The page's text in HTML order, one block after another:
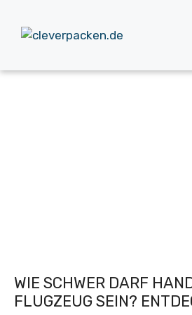
Inhalt
springen
WIE SCHWER DARF
FLUGZEUG SEIN?